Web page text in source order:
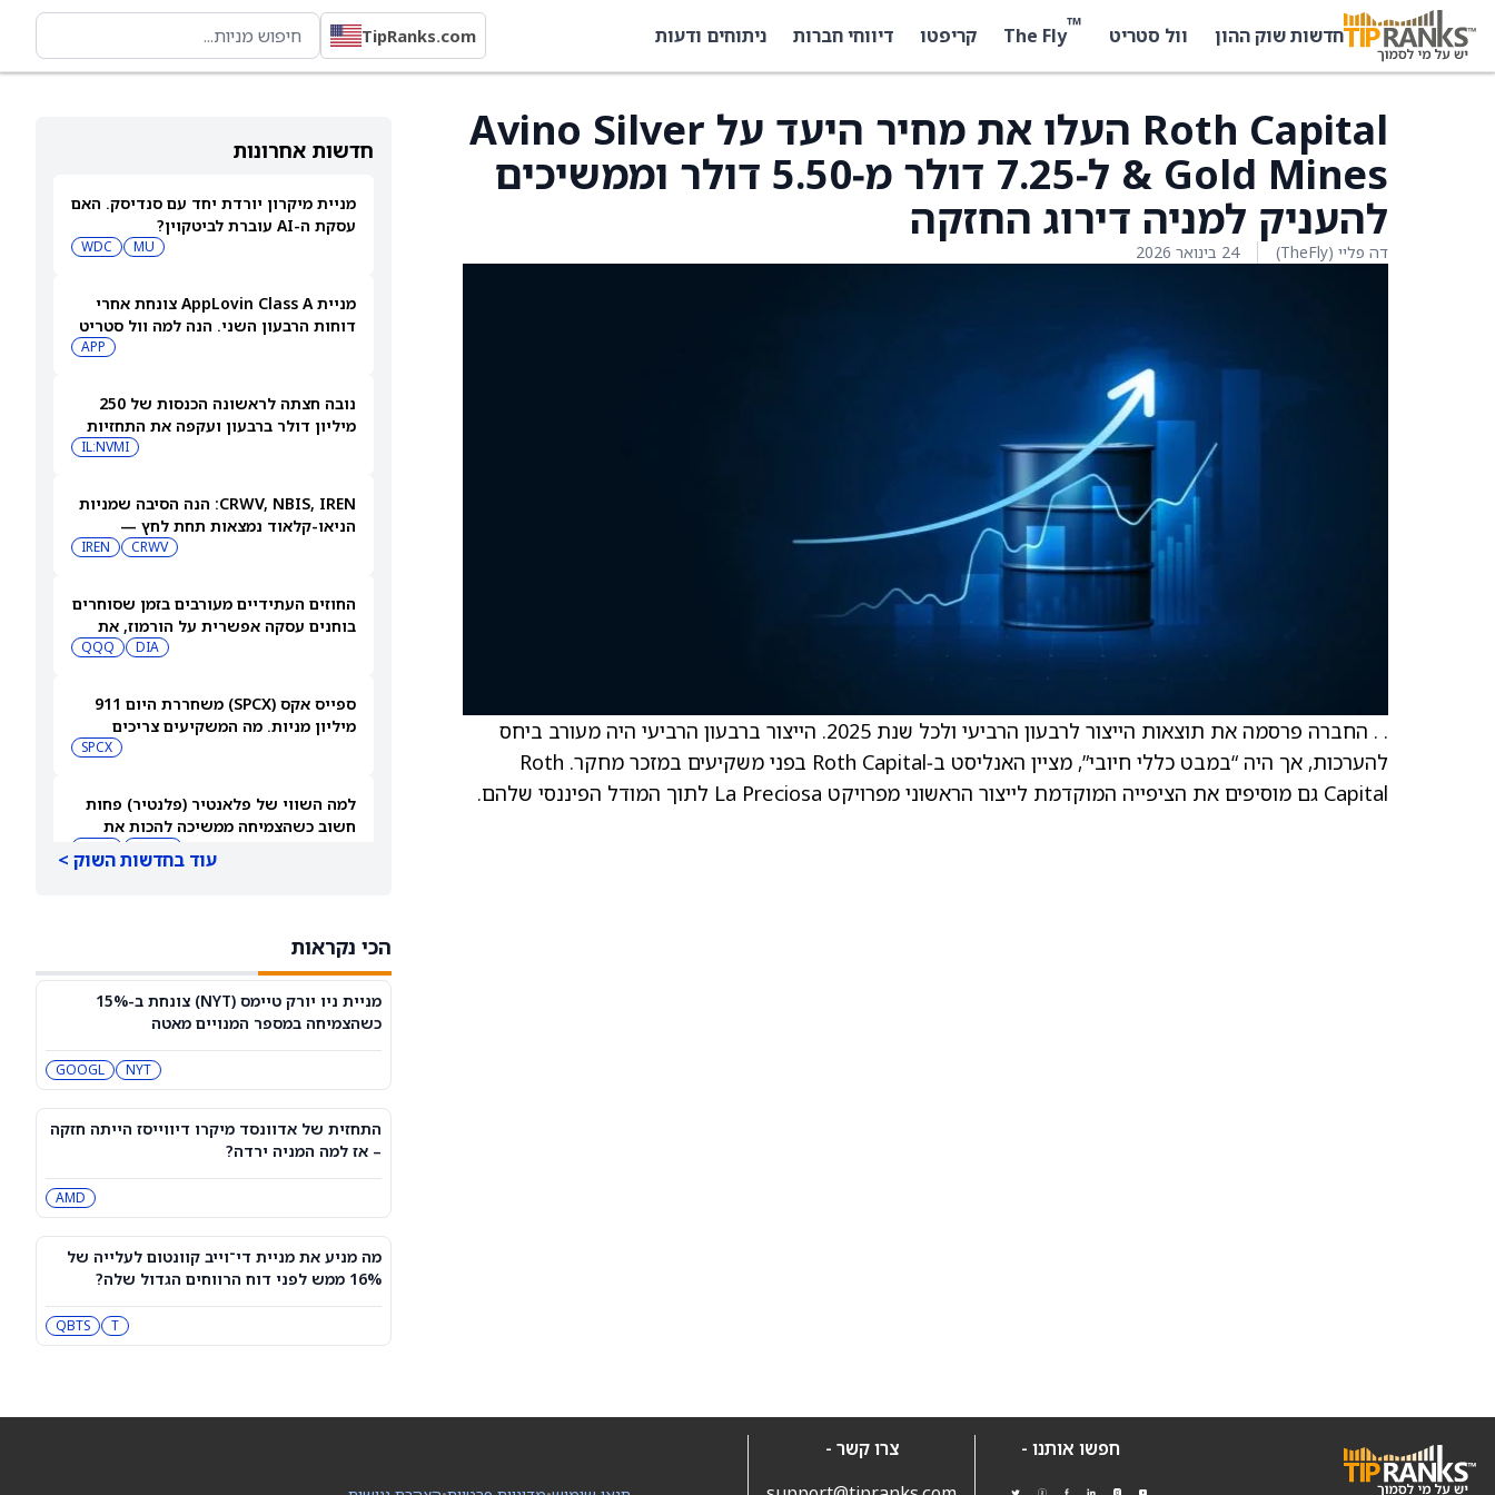
חדשות שוק ההון וול סטריט ™
The Fly קריפטו דיווחי חברות ניתוחים ודעות TipRanks.com
חדשות אחרונות
מניית מיקרון יורדת יחד עם סנדיסק. האם
עסקת ה-AI עוברת לביטקוין?
MU
WDC
מניית AppLovin Class A צונחת אחרי
דוחות הרבעון השני. הנה למה וול סטריט
APP
נובה חצתה לראשונה הכנסות של 250
מיליון דולר ברבעון ועקפה את התחזיות
IL:NVMI
CRWV, NBIS, IREN: הנה הסיבה שמניות
הניאו-קלאוד נמצאות תחת לחץ —
CRWV
IREN
החוזים העתידיים מעורבים בזמן שסוחרים
בוחנים עסקה אפשרית על הורמוז, את
DIA
QQQ
ספייס אקס (SPCX) משחררת היום 911
מיליון מניות. מה המשקיעים צריכים
SPCX
למה השווי של פלאנטיר (פלנטיר) פחות
חשוב כשהצמיחה ממשיכה להכות את
במכירות מסכות IC
מה דוח הרבעון השני של IonQ חושף על
צמיחת ההכנסות, ההפסדים המתרחבים
ומניית IONQ
IONQ
האם מניית Oklo יקרה מדי אחרי שאישור
משרד האנרגיה הוביל לראלי של 16.7%
לפני הדוח?
Oklo מדווחת על רווחים מחר: האם מניית
OKLO
למה מניית ספייס אקס (SPCX) עולה היום
SPCX
עוד בחדשות השוק >
הכי נקראות
מניית ניו יורק טיימס (NYT) צונחת ב-15%
כשהצמיחה במספר המנויים מאטה
NYT
GOOGL
התחזית של אדוונסד מיקרו דיווייסז הייתה חזקה
– אז למה המניה ירדה?
AMD
מה מניע את מניית די־וייב קוונטום לעלייה של
16% ממש לפני דוח הרווחים הגדול שלה?
T
QBTS
Roth Capital העלו את מחיר היעד על Avino Silver
& Gold Mines ל‑7.25 דולר מ‑5.50 דולר וממשיכים
להעניק למניה דירוג החזקה
דה פליי (TheFly) 24 בינואר 2026
. . החברה פרסמה את תוצאות הייצור לרבעון הרביעי ולכל שנת 2025. הייצור ברבעון הרביעי היה מעורב ביחס
להערכות, אך היה “במבט כללי חיובי”, מציין האנליסט ב‑Roth Capital בפני משקיעים במזכר מחקר. Roth
Capital גם מוסיפים את הציפייה המוקדמת לייצור הראשוני מפרויקט La Preciosa לתוך המודל הפיננסי שלהם.
חפשו אותנו -
צרו קשר -